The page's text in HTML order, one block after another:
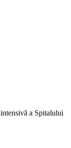
a Spitalului